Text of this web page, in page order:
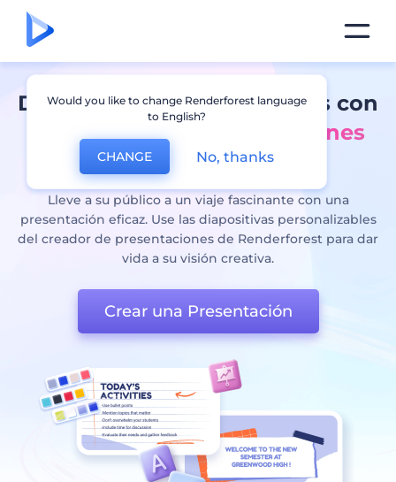
Diseñe diapositivas eficaces con
creador de presentaciones
online
Lleve a su público a un viaje fascinante con una
presentación eficaz. Use las diapositivas personalizables
del creador de presentaciones de Renderforest para dar
vida a su visión creativa.
Crear una Presentación
Would you like to change Renderforest language
to English?
CHANGE No, thanks